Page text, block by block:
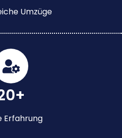
Umzüge
Erfahrung